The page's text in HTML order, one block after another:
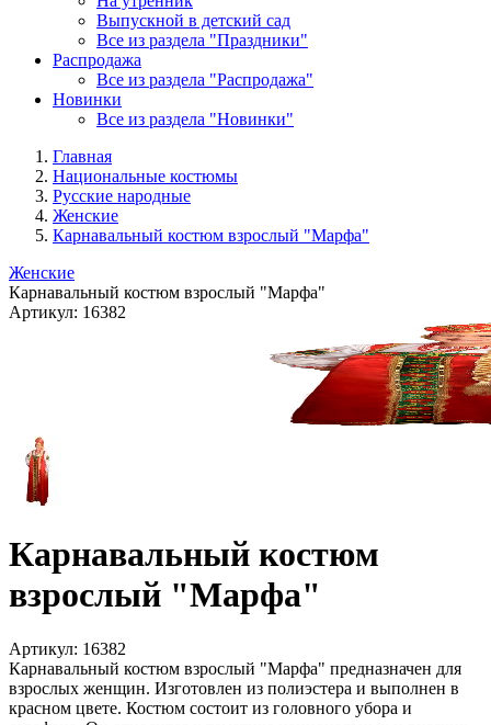
Выпускной в детский сад
Все из раздела "Праздники"
Распродажа
Все из раздела "Распродажа"
Новинки
Все из раздела "Новинки"
Главная
Национальные костюмы
Русские народные
Женские
Карнавальный костюм взрослый "Марфа"
Женские
Карнавальный костюм взрослый "Марфа"
Артикул: 16382
Карнавальный костюм
взрослый "Марфа"
Артикул: 16382
Карнавальный костюм взрослый "Марфа" предназначен для
взрослых женщин. Изготовлен из полиэстера и выполнен в
красном цвете. Костюм состоит из головного убора и